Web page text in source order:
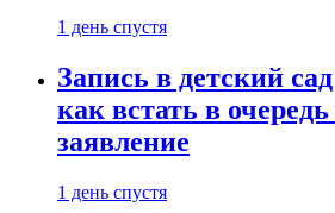
1 день спустя
Запись в детский
как встать в
заявление
1 день спустя